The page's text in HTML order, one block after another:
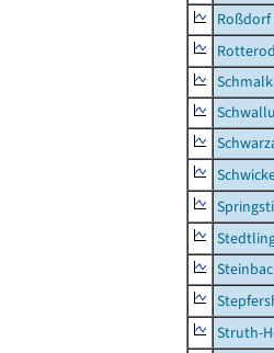
Roßdorf
Struth-